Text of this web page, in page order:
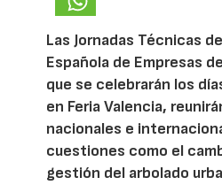
Las Jornadas Técnicas
Española de Empresas
que se celebrarán los
en Feria Valencia,
nacionales e
cuestiones como el
gestión del arbolado